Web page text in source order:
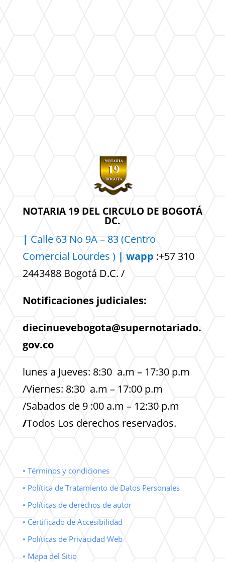
NOTARIA 19 DEL CIRCULO DE BOGOTÁ
DC.
| Calle 63 No 9A – 83 (Centro
Comercial Lourdes ) | wapp :+57 310
2443488 Bogotá D.C. /
Notificaciones judiciales:
diecinuevebogota@supernotariado.
gov.co
lunes a Jueves: 8:30 a.m – 17:30 p.m
/Viernes: 8:30 a.m – 17:00 p.m
/Sabados de 9 :00 a.m – 12:30 p.m
/Todos Los derechos reservados.
• Términos y condiciones
• Política de Tratamiento de Datos Personales
• Políticas de derechos de autor
• Certificado de Accesibilidad
• Políticas de Privacidad Web
• Mapa del Sitio